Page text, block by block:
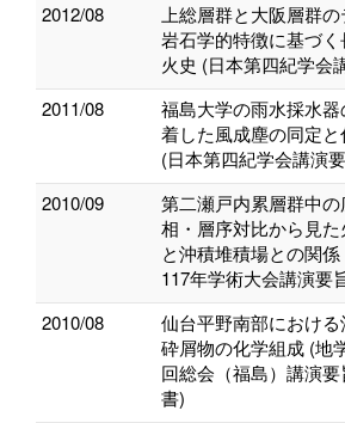
2012/08
上総層群と大阪層群
岩石学的特徴に基づ
火史 (日本第四紀学会
2011/08
福島大学の雨水採水
着した風成塵の同定
(日本第四紀学会講演
2010/09
第二瀬戸内累層群中
相・層序対比から見
と沖積堆積場との関
117年学術大会講演要
2010/08
仙台平野南部におけ
砕屑物の化学組成 (地
回総会（福島）講演
書)